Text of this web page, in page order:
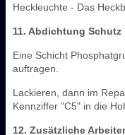
Heckleuchte - Das
11. Abdichtung Schutz
Eine Schicht
auftragen.
Lackieren, dann im
Kennziffer "C5" in die
12. Zusätzliche